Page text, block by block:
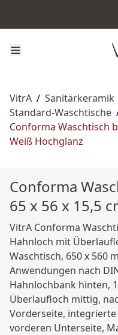
VitrA / Sanitärkeramik
Standard-Waschtische
Conforma Waschtisch
Weiß Hochglanz
Conforma
65 x 56 x 15,5
VitrA Conforma
Hahnloch mit
Waschtisch, 650 x 560
Anwendungen nach
Hahnlochbank hinten,
Überlaufloch mittig,
Vorderseite,
vorderen Unterseite,